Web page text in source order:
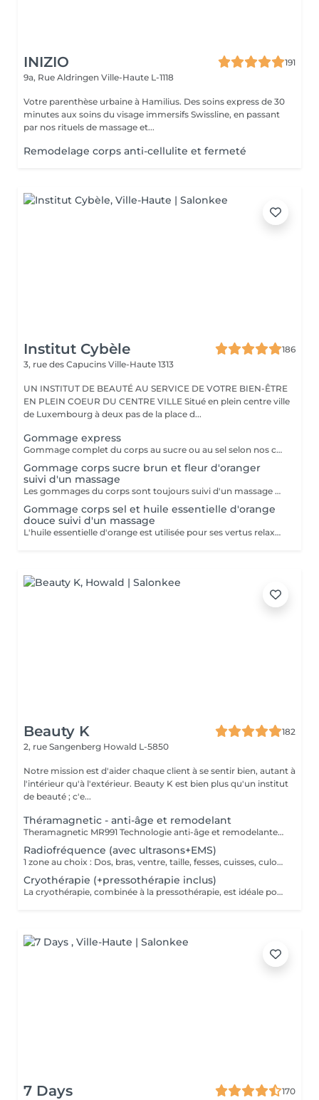
INIZIO
191
9a, Rue Aldringen Ville-Haute L-1118
Votre parenthèse urbaine à Hamilius. Des soins express de 30
minutes aux soins du visage immersifs Swissline, en passant
par nos rituels de massage et...
Remodelage corps anti-cellulite et fermeté
Institut Cybèle
186
3, rue des Capucins Ville-Haute 1313
UN INSTITUT DE BEAUTÉ AU SERVICE DE VOTRE BIEN-ÊTRE
EN PLEIN COEUR DU CENTRE VILLE Situé en plein centre ville
de Luxembourg à deux pas de la place d...
Gommage express
Gommage complet du corps au sucre ou au sel selon nos créations du moment suivi d'une douche.
Gommage corps sucre brun et fleur d'oranger
suivi d'un massage
Les gommages du corps sont toujours suivi d'un massage à l'huile chaude.
Gommage corps sel et huile essentielle d'orange
douce suivi d'un massage
L'huile essentielle d'orange est utilisée pour ses vertus relaxantes et apaisantes. Elle aide à lutter contre le stress et facilite l'endormissement. Les gommages du corps sont suivis d'un massage complet à l'huile chaude.
Beauty K
182
2, rue Sangenberg Howald L-5850
Notre mission est d'aider chaque client à se sentir bien, autant à
l'intérieur qu'à l'extérieur. Beauty K est bien plus qu'un institut
de beauté ; c'e...
Théramagnetic - anti-âge et remodelant
Theramagnetic MR991 Technologie anti-âge et remodelante pour le corps et le visage Le Theramagnetic est un soin non-invasif alliant endomassage mécanique et champs magnétiques pulsés à résonance stochastique (CMPS). Cette technologie brevetée, D.E.S., stimule intensément la régénération cellulaire, améliore la circulation sanguine et lymphatique, et restaure visiblement l'élasticité de la peau. Endomassage Mécanique (MRM) : grâce à deux rouleaux motorisés et une aspiration douce, il reproduit un massage profond qui déstocke les graisses, raffermit les tissus et favorise un drainage naturel. Champs magnétiques pulsés (CMPS) : ils envoient des micro-courants qui relancent l'activité cellulaire, améliorent l'oxygénation, éliminent les toxines et boostent la production de collagène et d'élastine. Résultat : une peau plus lisse, plus lumineuse, dès les premières séances. Des résultats mesurables dès la 1ère séance : Jusqu'à -9,7 cm de tour de taille* +52,65 % d'activité des fibroblastes (cellules de régénération) Visage & Corps : le Theramagnetic s'adapte aux différentes zones, y compris le visage et le cou, pour un effet liftant et anti-âge immédiat. Recommandation : une cure de 7 séances, à raison de 1 à 2 séances par semaine, pour des résultats durables et visibles (raffermissement, réduction des rides, amélioration de la silhouette, drainage).
Radiofréquence (avec ultrasons+EMS)
1 zone au choix : Dos, bras, ventre, taille, fesses, cuisses, culotte de cheval, etc. La technologie ondes électromagnétiques par radiofréquence provoque la rotation des molécules d'eau et génère le réchauffement des tissus cutanés et sous-cutanés. Cette chaleur a pour effet de stimuler le métabolisme, provoquant un ensemble de réactions qui accélère le processus d'élimination des graisses tenaces.
Cryothérapie (+pressothérapie inclus)
La cryothérapie, combinée à la pressothérapie, est idéale pour traiter la cellulite, les douleurs et inflammations. Ce soin par le froid favorise la récupération physique, améliore la circulation et raffermit la peau. En plus de tonifier les tissus et éliminer les capitons, la cryothérapie procure un moment de relaxation grâce à la production d'endorphines stimulée par le froid.
7 Days
170